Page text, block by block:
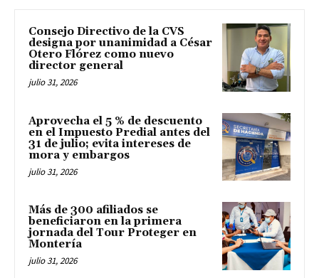
Consejo Directivo de la CVS
designa por unanimidad a César
Otero Flórez como nuevo
director general
julio 31, 2026
Aprovecha el 5 % de descuento
en el Impuesto Predial antes del
31 de julio; evita intereses de
mora y embargos
julio 31, 2026
Más de 300 afiliados se
beneficiaron en la primera
jornada del Tour Proteger en
Montería
julio 31, 2026